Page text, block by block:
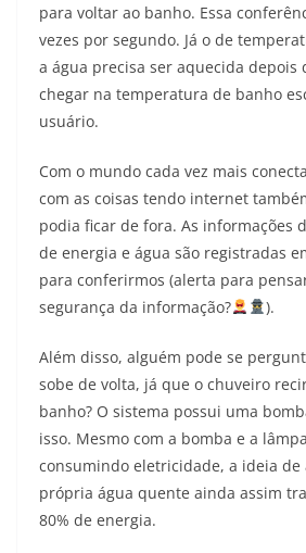
para voltar ao banho. Essa
vezes por segundo. Já o de
a água precisa ser aquecida depois
chegar na temperatura de banho
usuário.
Com o mundo cada vez mais
com as coisas tendo internet
podia ficar de fora. As informações
de energia e água são registradas
para conferirmos (alerta para
segurança da informação?
).
Além disso, alguém pode se
sobe de volta, já que o chuveiro
banho? O sistema possui uma
isso. Mesmo com a bomba e a
consumindo eletricidade, a ideia de
própria água quente ainda assim
80% de energia.